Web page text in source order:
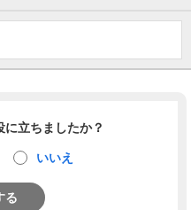
立ちましたか？
いいえ
る